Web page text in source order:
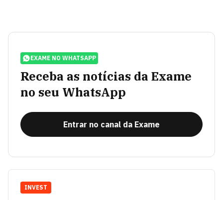
EXAME NO WHATSAPP
Receba as notícias da Exame
no seu WhatsApp
Entrar no canal da Exame
INVEST